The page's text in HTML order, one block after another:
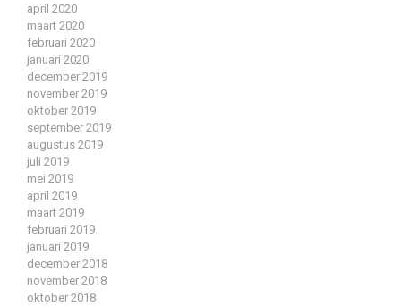
april 2020
maart 2020
februari 2020
januari 2020
december 2019
november 2019
oktober 2019
september 2019
augustus 2019
juli 2019
mei 2019
april 2019
maart 2019
februari 2019
januari 2019
december 2018
november 2018
oktober 2018